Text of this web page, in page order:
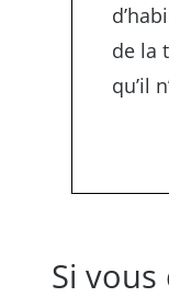
de la
qu’il
Si vous